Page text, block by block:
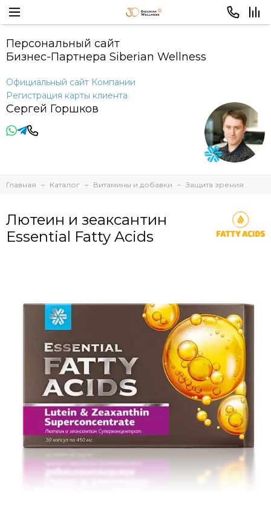
Персональный сайт
Бизнес-Партнера Siberian Wellness
Официальный сайт Компании
Регистрация карты клиента
Сергей Горшков
Главная Каталог Витамины и добавки Защита зрения
Лютеин и зеаксантин
Essential Fatty Acids